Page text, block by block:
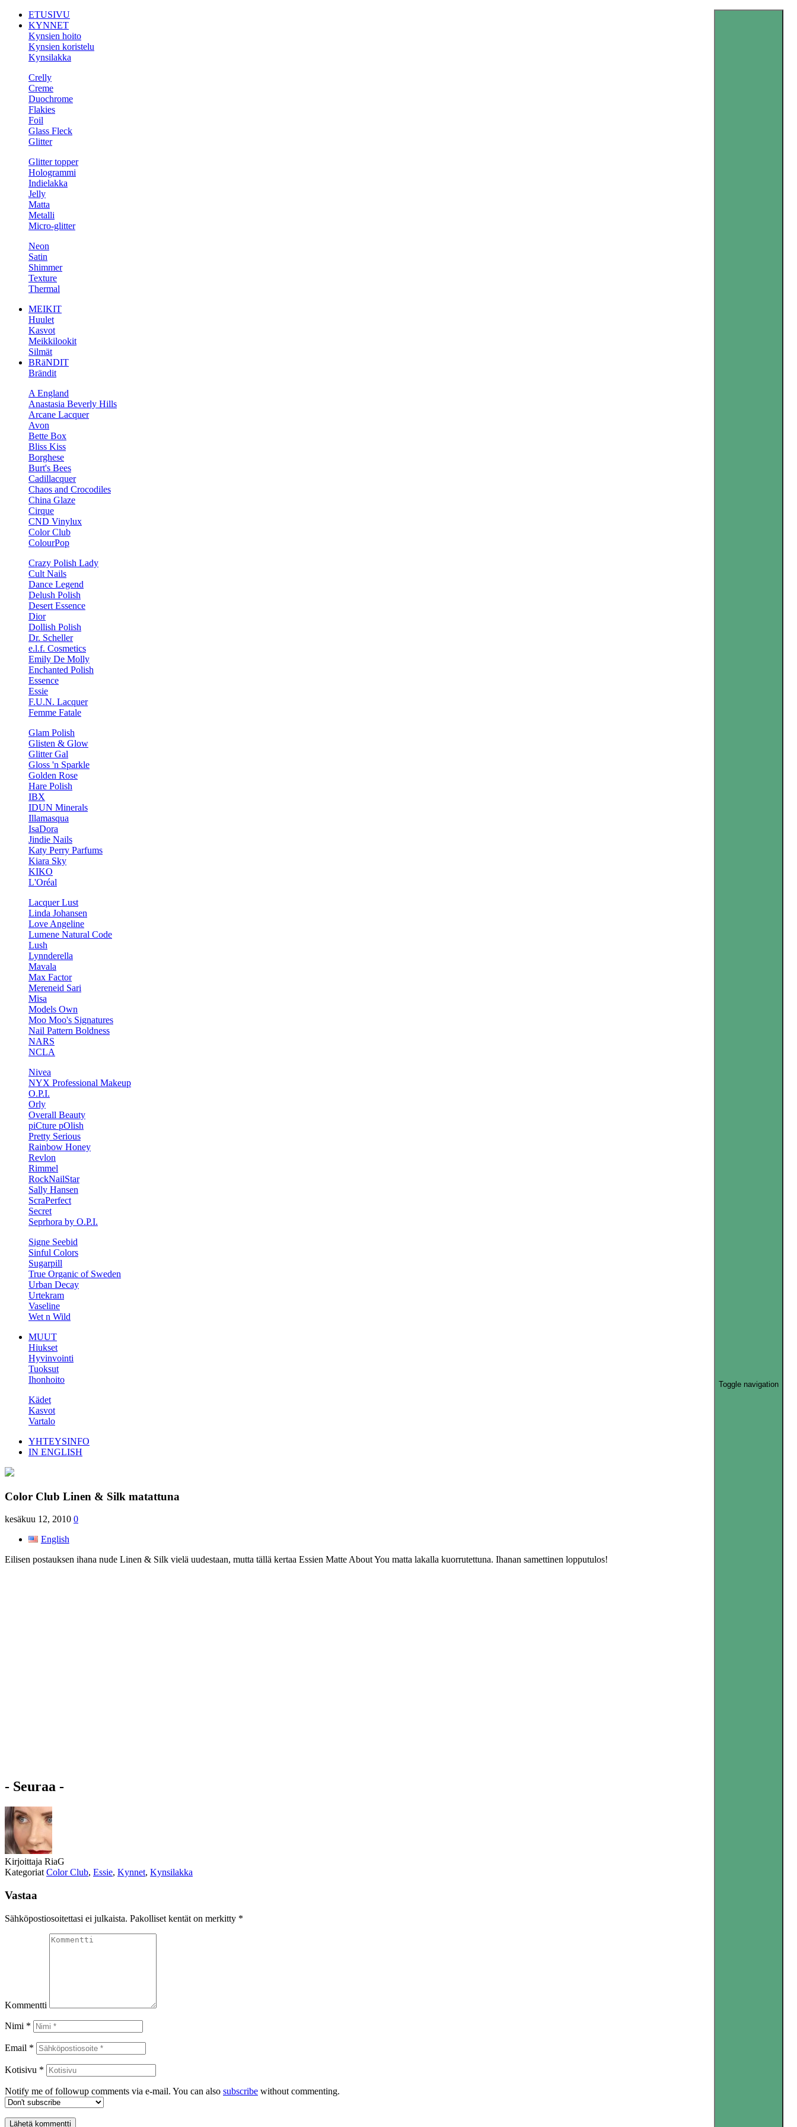
Toggle navigation
ETUSIVU
KYNNET
Kynsien hoito
Kynsien koristelu
Kynsilakka
Crelly
Creme
Duochrome
Flakies
Foil
Glass Fleck
Glitter
Glitter topper
Hologrammi
Indielakka
Jelly
Matta
Metalli
Micro-glitter
Neon
Satin
Shimmer
Texture
Thermal
MEIKIT
Huulet
Kasvot
Meikkilookit
Silmät
BRäNDIT
Brändit
A England
Anastasia Beverly Hills
Arcane Lacquer
Avon
Bette Box
Bliss Kiss
Borghese
Burt's Bees
Cadillacquer
Chaos and Crocodiles
China Glaze
Cirque
CND Vinylux
Color Club
ColourPop
Crazy Polish Lady
Cult Nails
Dance Legend
Delush Polish
Desert Essence
Dior
Dollish Polish
Dr. Scheller
e.l.f. Cosmetics
Emily De Molly
Enchanted Polish
Essence
Essie
F.U.N. Lacquer
Femme Fatale
Glam Polish
Glisten & Glow
Glitter Gal
Gloss 'n Sparkle
Golden Rose
Hare Polish
IBX
IDUN Minerals
Illamasqua
IsaDora
Jindie Nails
Katy Perry Parfums
Kiara Sky
KIKO
L'Oréal
Lacquer Lust
Linda Johansen
Love Angeline
Lumene Natural Code
Lush
Lynnderella
Mavala
Max Factor
Mereneid Sari
Misa
Models Own
Moo Moo's Signatures
Nail Pattern Boldness
NARS
NCLA
Nivea
NYX Professional Makeup
O.P.I.
Orly
Overall Beauty
piCture pOlish
Pretty Serious
Rainbow Honey
Revlon
Rimmel
RockNailStar
Sally Hansen
ScraPerfect
Secret
Seprhora by O.P.I.
Signe Seebid
Sinful Colors
Sugarpill
True Organic of Sweden
Urban Decay
Urtekram
Vaseline
Wet n Wild
MUUT
Hiukset
Hyvinvointi
Tuoksut
Ihonhoito
Kädet
Kasvot
Vartalo
YHTEYSINFO
IN ENGLISH
Color Club Linen & Silk matattuna
kesäkuu 12, 2010 0
English
Eilisen postauksen ihana nude Linen & Silk vielä uudestaan, mutta tällä kertaa Essien Matte About You matta lakalla kuorrutettuna. Ihanan samettinen lopputulos!
- Seuraa -
Kirjoittaja RiaG
Kategoriat Color Club, Essie, Kynnet, Kynsilakka
Vastaa
Sähköpostiosoitettasi ei julkaista. Pakolliset kentät on merkitty *
Kommentti
Nimi *
Email *
Kotisivu *
Notify me of followup comments via e-mail. You can also subscribe without commenting.